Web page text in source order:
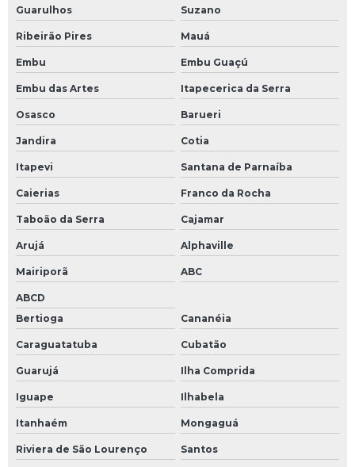
Guarulhos Suzano
Ribeirão Pires Mauá
Embu Embu Guaçú
Embu das Artes Itapecerica da Serra
Osasco Barueri
Jandira Cotia
Itapevi Santana de Parnaíba
Caierias Franco da Rocha
Taboão da Serra Cajamar
Arujá Alphaville
Mairiporã ABC
ABCD
Bertioga
Cananéia
Caraguatatuba Cubatão
Guarujá Ilha Comprida
Iguape Ilhabela
Itanhaém Mongaguá
Riviera de São Lourenço Santos